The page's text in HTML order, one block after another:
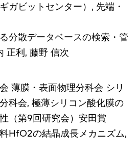
ガビットセンター）, 先端・
分散データベースの検索・管
正利, 藤野 信次
薄膜・表面物理分科会 シリ
科会, 極薄シリコン酸化膜の
（第9回研究会）安田賞
HfO2の結晶成長メカニズム,